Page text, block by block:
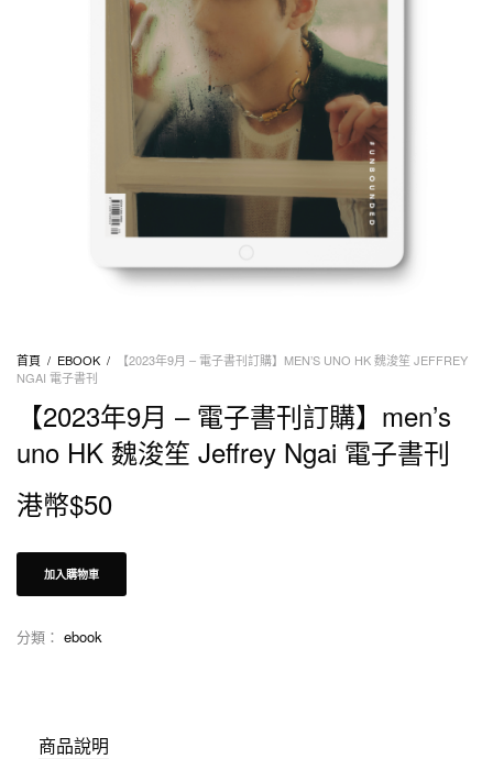
首頁 / EBOOK /
【2023年9月 – 電子書刊訂購】MEN’S UNO HK 魏浚笙 JEFFREY
NGAI 電子書刊
【2023年9月 – 電子書刊訂購】men’s
uno HK 魏浚笙 Jeffrey Ngai 電子書刊
港幣$50
加入購物車
分類： ebook
商品說明